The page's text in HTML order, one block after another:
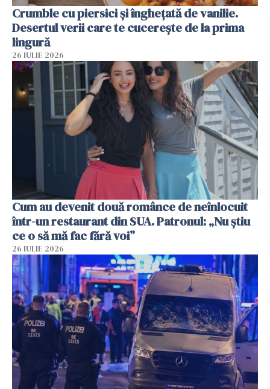
Crumble cu piersici și înghețată de vanilie.
Desertul verii care te cucerește de la prima
lingură
26 IULIE 2026
Cum au devenit două românce de neînlocuit
într-un restaurant din SUA. Patronul: „Nu știu
ce o să mă fac fără voi”
26 IULIE 2026